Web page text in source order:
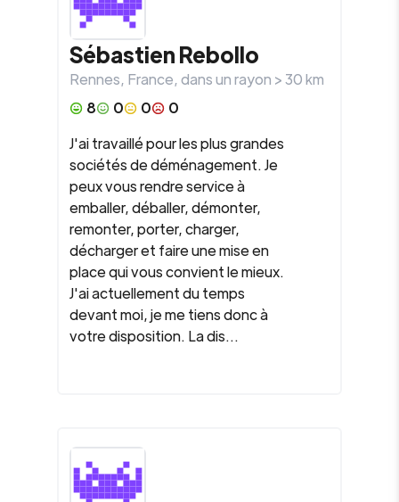
SébastienRebollo
Rennes, France, dans un rayon >30km
8
0 0
0
J'ai travaillé pour les plus grandes
sociétés de déménagement. Je
peux vous rendre service à
emballer, déballer, démonter,
remonter, porter, charger,
décharger et faire une mise en
place qui vous convient le mieux.
J'ai actuellement du temps
devant moi, je me tiens donc à
votre disposition. La dis...